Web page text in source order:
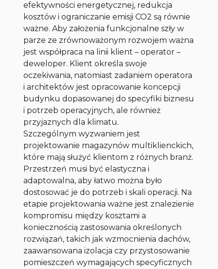
efektywności energetycznej, redukcja
kosztów i ograniczanie emisji CO2 są równie
ważne. Aby założenia funkcjonalne szły w
parze ze zrównoważonym rozwojem ważna
jest współpraca na linii klient – operator –
deweloper. Klient określa swoje
oczekiwania, natomiast zadaniem operatora
i architektów jest opracowanie koncepcji
budynku dopasowanej do specyfiki biznesu
i potrzeb operacyjnych, ale również
przyjaznych dla klimatu.
Szczególnym wyzwaniem jest
projektowanie magazynów multiklienckich,
które mają służyć klientom z różnych branż.
Przestrzeń musi być elastyczna i
adaptowalna, aby łatwo można było
dostosować je do potrzeb i skali operacji. Na
etapie projektowania ważne jest znalezienie
kompromisu między kosztami a
koniecznością zastosowania określonych
rozwiązań, takich jak wzmocnienia dachów,
zaawansowana izolacja czy przystosowanie
pomieszczeń wymagających specyficznych